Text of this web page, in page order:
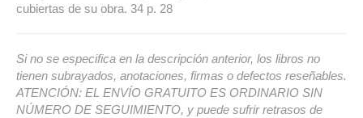
cubiertas de su obra. 34 p. 28
Si no se especifica en la descripción anterior, los libros no
tienen subrayados, anotaciones, firmas o defectos reseñables.
ATENCIÓN: EL ENVÍO GRATUITO ES ORDINARIO SIN
NÚMERO DE SEGUIMIENTO, y puede sufrir retrasos de